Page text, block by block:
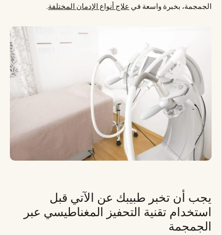
الجمجمة، بخبرة واسعة في علاج أنواع الإدمان المختلفة.
يجب أن تخبر طبيبك عن الآتي قبل
استخدام تقنية التحفيز المغناطيسي عبر
الجمجمة